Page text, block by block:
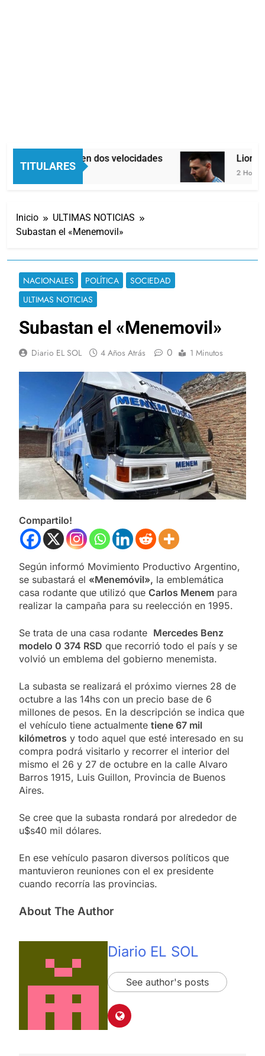
TITULARES
Economía en dos velocidades
2 Horas Atrás
Lionel
2 Horas
Inicio
ULTIMAS NOTICIAS
Subastan el «Menemovil»
NACIONALES POLÍTICA
SOCIEDAD
ULTIMAS NOTICIAS
Subastan el «Menemovil»
Diario EL SOL 4 Años Atrás 0 1 Minutos
Compartilo!
Según informó Movimiento Productivo Argentino,
se subastará el «Menemóvil», la emblemática
casa rodante que utilizó que Carlos Menem para
realizar la campaña para su reelección en 1995.
Se trata de una casa rodante Mercedes Benz
modelo 0 374 RSD que recorrió todo el país y se
volvió un emblema del gobierno menemista.
La subasta se realizará el próximo viernes 28 de
octubre a las 14hs con un precio base de 6
millones de pesos. En la descripción se indica que
el vehículo tiene actualmente tiene 67 mil
kilómetros y todo aquel que esté interesado en su
compra podrá visitarlo y recorrer el interior del
mismo el 26 y 27 de octubre en la calle Alvaro
Barros 1915, Luis Guillon, Provincia de Buenos
Aires.
Se cree que la subasta rondará por alrededor de
u$s40 mil dólares.
En ese vehículo pasaron diversos políticos que
mantuvieron reuniones con el ex presidente
cuando recorría las provincias.
About The Author
Diario EL SOL
See author's posts